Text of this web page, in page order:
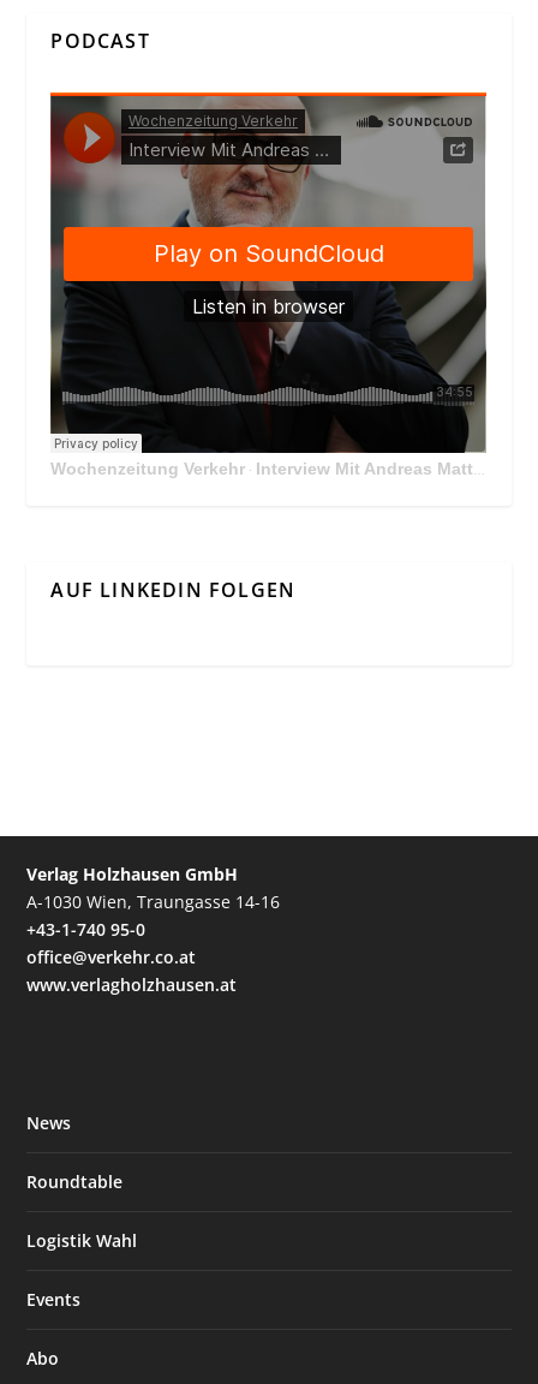
PODCAST
Wochenzeitung Verkehr · Interview Mit Andreas Matthä, CEO der ÖBB Holding
AUF LINKEDIN FOLGEN
Verlag Holzhausen GmbH
A-1030 Wien, Traungasse 14-16
+43-1-740 95-0
office@verkehr.co.at
www.verlagholzhausen.at
News
Roundtable
Logistik Wahl
Events
Abo